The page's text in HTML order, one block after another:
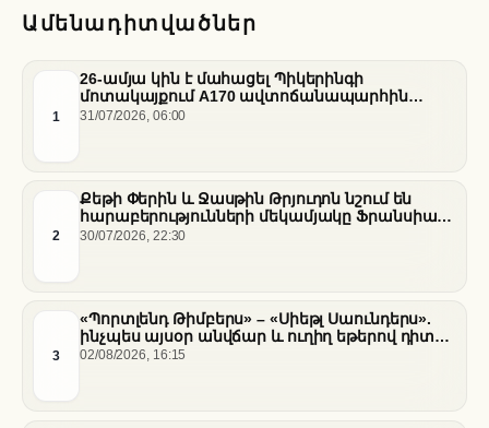
Ամենադիտվածներ
1
26-ամյա կին է մահացել Պիկերինգի
մոտակայքում A170 ավտոճանապարհին
տեղի ունեցած վթարի հետևանքով
31/07/2026, 06:00
2
Քեթի Փերին և Ջասթին Թրյուդոն նշում են
հարաբերությունների մեկամյակը Ֆրանսիայի
հարավում
30/07/2026, 22:30
3
«Պորտլենդ Թիմբերս» – «Սիեթլ Սաունդերս».
ինչպես այսօր անվճար և ուղիղ եթերով դիտել
հանդիպումը
02/08/2026, 16:15